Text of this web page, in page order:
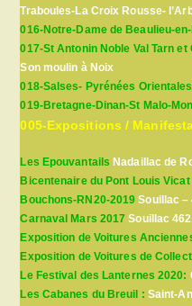
Traboules-La Croix Rousse-
016-Notre-Dame de Beaulieu-
017-St Antonin Noble Val Tarn et
Son moulin à Noix
018-Salses- Pyrénées Orientales
019-Bretagne-Dinan-St Malo-
005-Expositions /
Les Epouvantails Nadaillac de
Bicentenaire du Pont Louis Vicat
Bouchons-RN20-2019Souillac –
Carnaval Mars 2017 Souillac
Exposition de Voitures
Exposition de Voitures de
Le Festival des Lanternes 2020:
Les Cabanes du Breuil : Saint-